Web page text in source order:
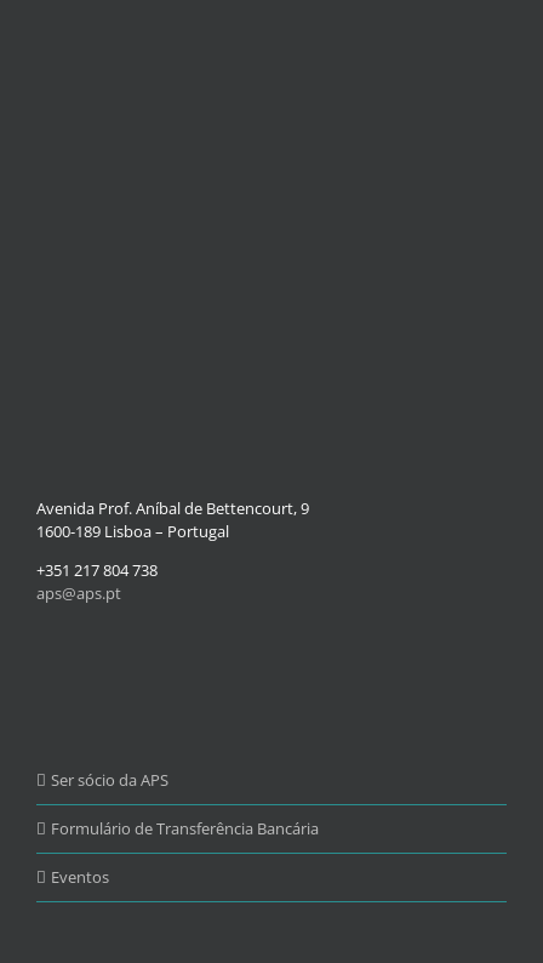
Avenida Prof. Aníbal de Bettencourt, 9
1600-189 Lisboa – Portugal
+351 217 804 738
aps@aps.pt
Ser sócio da APS
Formulário de Transferência Bancária
Eventos